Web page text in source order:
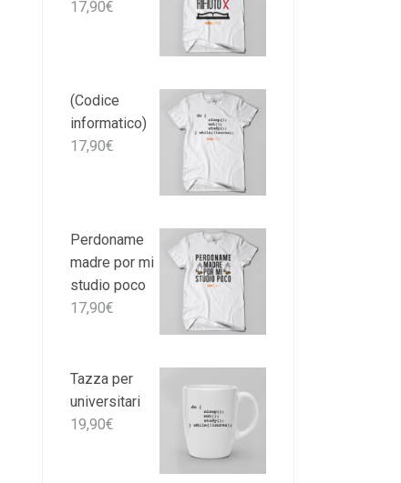
17,90€
(Codice
informatico)
17,90€
Perdoname
madre por mi
studio poco
17,90€
Tazza per
universitari
19,90€